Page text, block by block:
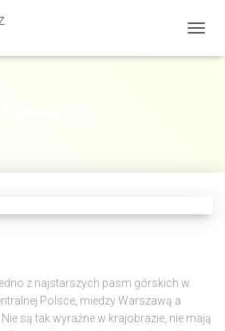
z najstarszych pasm górskich w
Polsce, miedzy Warszawą a
są tak wyraźne w krajobrazie, nie mają